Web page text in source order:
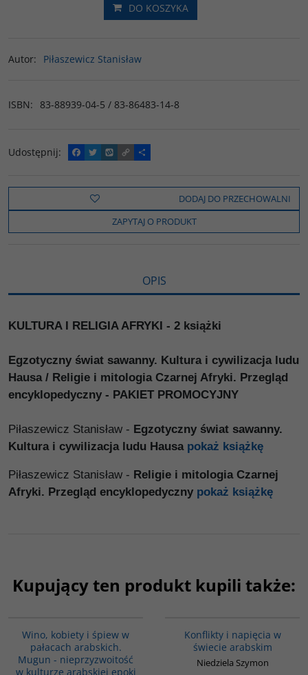
DO KOSZYKA
Autor: Piłaszewicz Stanisław
ISBN: 83-88939-04-5 / 83-86483-14-8
Udostępnij:
F
a
e
o
k
T
w
t
t
e
W
y
o
C
o
y
i
n
k
P
o
z
e
l
s
DODAJ DO PRZECHOWALNI
ZAPYTAJ O PRODUKT
OPIS
KULTURA I RELIGIA AFRYKI - 2 książki
Egzotyczny świat sawanny. Kultura i cywilizacja ludu
Hausa / Religie i mitologia Czarnej Afryki. Przegląd
encyklopedyczny - PAKIET PROMOCYJNY
Piłaszewicz Stanisław - Egzotyczny świat sawanny.
Kultura i cywilizacja ludu Hausa pokaż książkę
Piłaszewicz Stanisław - Religie i mitologia Czarnej
Afryki. Przegląd encyklopedyczny pokaż książkę
Kupujący ten produkt kupili także:
Wino, kobiety i śpiew w
pałacach arabskich.
Mugun - nieprzyzwoitość
w kulturze arabskiej epoki
Konflikty i napięcia w
świecie arabskim
Niedziela Szymon